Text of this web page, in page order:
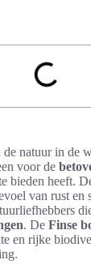
natuur in de
voor de
bieden heeft.
van rust en
. De Finse
en rijke